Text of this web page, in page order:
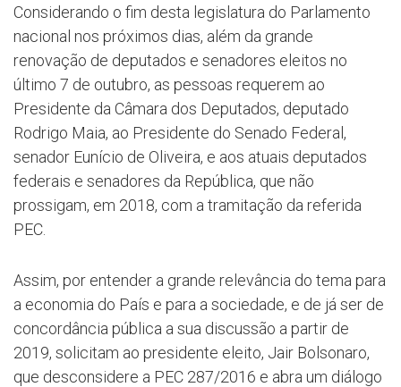
Considerando o fim desta legislatura do Parlamento
nacional nos próximos dias, além da grande
renovação de deputados e senadores eleitos no
último 7 de outubro, as pessoas requerem ao
Presidente da Câmara dos Deputados, deputado
Rodrigo Maia, ao Presidente do Senado Federal,
senador Eunício de Oliveira, e aos atuais deputados
federais e senadores da República, que não
prossigam, em 2018, com a tramitação da referida
PEC.
Assim, por entender a grande relevância do tema para
a economia do País e para a sociedade, e de já ser de
concordância pública a sua discussão a partir de
2019, solicitam ao presidente eleito, Jair Bolsonaro,
que desconsidere a PEC 287/2016 e abra um diálogo